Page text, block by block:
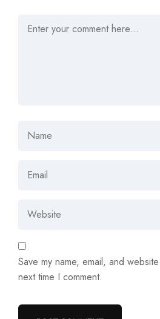
Save my name, email, and
next time I comment.